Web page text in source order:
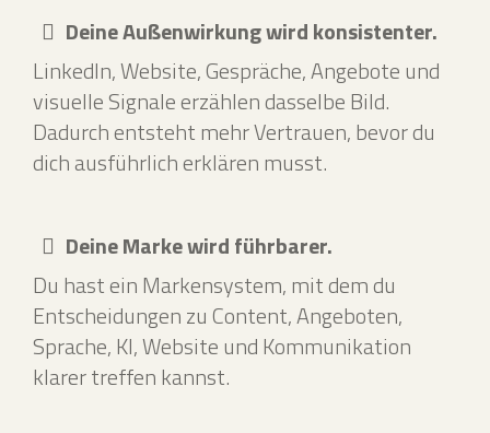
Deine Außenwirkung wird konsistenter.
LinkedIn, Website, Gespräche, Angebote und
visuelle Signale erzählen dasselbe Bild.
Dadurch entsteht mehr Vertrauen, bevor du
dich ausführlich erklären musst.
Deine Marke wird führbarer.
Du hast ein Markensystem, mit dem du
Entscheidungen zu Content, Angeboten,
Sprache, KI, Website und Kommunikation
klarer treffen kannst.